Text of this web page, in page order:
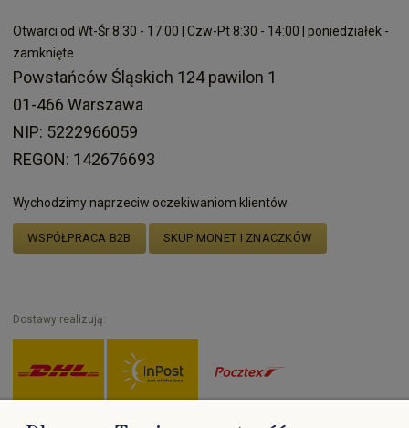
Otwarci od Wt-Śr 8:30 - 17:00 | Czw-Pt 8:30 - 14:00 | poniedziałek -
zamknięte
Powstańców Śląskich 124 pawilon 1
01-466 Warszawa
NIP: 5222966059
REGON: 142676693
Wychodzimy naprzeciw oczekiwaniom klientów
WSPÓŁPRACA B2B SKUP MONET I ZNACZKÓW
Dostawy realizują: